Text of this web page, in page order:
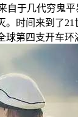
于几代穷鬼
时间来到了
第四支开车环